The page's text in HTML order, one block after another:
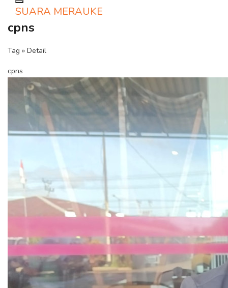
Toggle navigation
SUARA MERAUKE
cpns
Tag » Detail
cpns